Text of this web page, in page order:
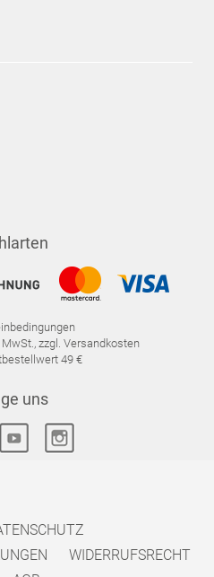
zzgl. Versandkosten
49 €
uns
WIDERRUFSRECHT